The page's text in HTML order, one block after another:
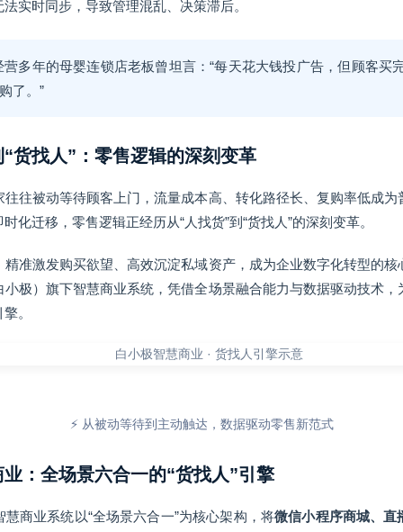
实时同步，导致管理混乱、决策滞后。
营多年的母婴连锁店老板曾坦言：“每天花大钱投广告，但顾客买
了。”
货找人”：零售逻辑的深刻变革
往被动等待顾客上门，流量成本高、转化路径长、复购率低成
化迁移，零售逻辑正经历从“人找货”到“货找人”的深刻变革。
准激发购买欲望、高效沉淀私域资产，成为企业数字化转型的
极）旗下智慧商业系统，凭借全场景融合能力与数据驱动技术
。
⚡ 从被动等待到主动触达，数据驱动零售新范式
：全场景六合一的“货找人”引擎
商业系统以“全场景六合一”为核心架构，将微信小程序商城、直